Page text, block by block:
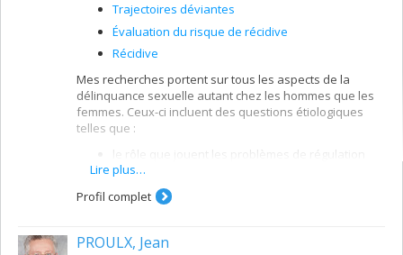
Trajectoires déviantes
Évaluation du risque de récidive
Récidive
Mes recherches portent sur tous les aspects de la
délinquance sexuelle autant chez les hommes que les
femmes. Ceux-ci incluent des questions étiologiques
telles que :
le rôle que jouent les problèmes de régulation
sexuelle et la déviance sexuelle dans
l’émergence de la délinquance sexuelle et les
stratégies d’adaptation utilisées par les
la prédiction de la récidive et l’efficacité du
Lire plus…
Profil complet
PROULX, Jean